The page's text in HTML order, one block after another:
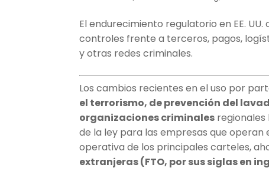
El endurecimiento regulatorio en EE.
controles frente a terceros, pagos,
y otras redes criminales.
Los cambios recientes en el uso por
el terrorismo, de prevención del
organizaciones criminales
de la ley para las empresas que operan
operativa de los principales carteles,
extranjeras (FTO, por sus siglas en